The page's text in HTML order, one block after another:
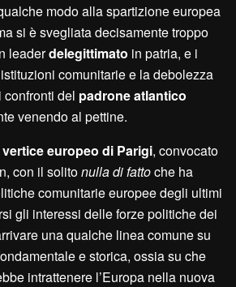
modo alla spartizione europea
si è svegliata decisamente troppo
leaderdelegittimato in patria, e i
comunitarie e la debolezza
del padrone atlantico
venendo al pettine.
vertice europeo di Parigi, convocato
con il solitonulla di fattoche ha
comunitarie europee degli ultimi
gli interessi delle forze politiche dei
una qualche linea comune su
e storica, ossia su che
intrattenere l’Europa nella nuova